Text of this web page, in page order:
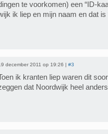
te voorkomen) een “ID-
ik liep en mijn naam en dat is
december 2011 op 19:26 | #3
ik kranten liep waren dit
dat Noordwijk heel